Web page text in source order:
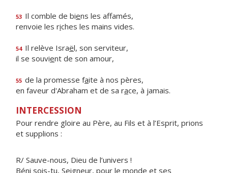
53 Il comble de biens les affamés,
renvoie les riches les mains vides.
54 Il relève Israël, son serviteur,
il se souvient de son amour,
55 de la promesse faite à nos pères,
en faveur d'Abraham et de sa race, à jamais.
INTERCESSION
Pour rendre gloire au Père, au Fils et à l’Esprit, prions
et supplions :
R/ Sauve-nous, Dieu de l’univers !
Béni sois-tu, Seigneur, pour le monde et ses